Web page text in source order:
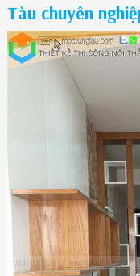
Tàu chuyên